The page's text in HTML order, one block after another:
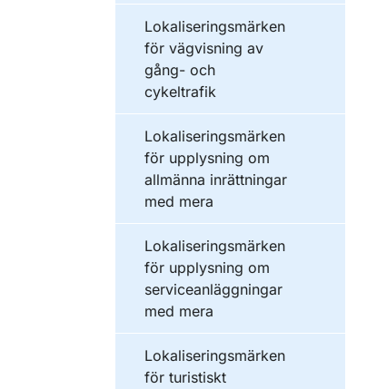
Lokaliseringsmärken
för vägvisning av
gång- och
cykeltrafik
Lokaliseringsmärken
för upplysning om
allmänna inrättningar
med mera
Lokaliseringsmärken
för upplysning om
serviceanläggningar
med mera
Lokaliseringsmärken
för turistiskt